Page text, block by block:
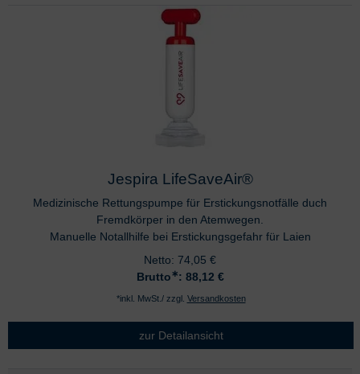
Jespira LifeSaveAir®
Medizinische Rettungspumpe für Erstickungsnotfälle duch
Fremdkörper in den Atemwegen.
Manuelle Notallhilfe bei Erstickungsgefahr für Laien
Netto: 74,05 €
Brutto∗: 88,12 €
*inkl. MwSt./ zzgl. Versandkosten
zur Detailansicht